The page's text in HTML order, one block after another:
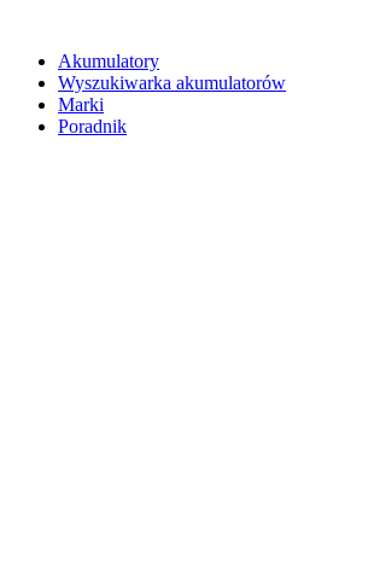
Akumulatory
Wyszukiwarka akumulatorów
Marki
Poradnik